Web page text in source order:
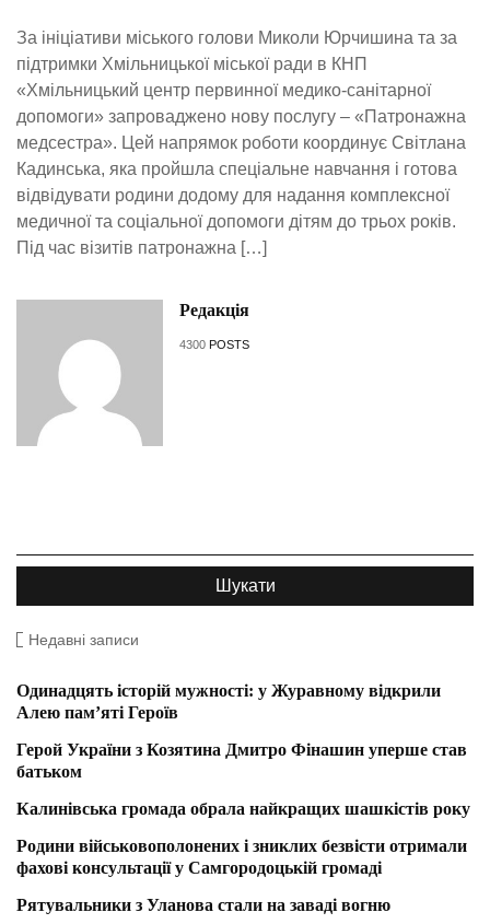
За ініціативи міського голови Миколи Юрчишина та за
підтримки Хмільницької міської ради в КНП
«Хмільницький центр первинної медико-санітарної
допомоги» запроваджено нову послугу – «Патронажна
медсестра». Цей напрямок роботи координує Світлана
Кадинська, яка пройшла спеціальне навчання і готова
відвідувати родини додому для надання комплексної
медичної та соціальної допомоги дітям до трьох років.
Під час візитів патронажна […]
Редакція
4300 POSTS
Недавні записи
Одинадцять історій мужності: у Журавному відкрили
Алею пам’яті Героїв
Герой України з Козятина Дмитро Фінашин уперше став
батьком
Калинівська громада обрала найкращих шашкістів року
Родини військовополонених і зниклих безвісти отримали
фахові консультації у Самгородоцькій громаді
Рятувальники з Уланова стали на заваді вогню